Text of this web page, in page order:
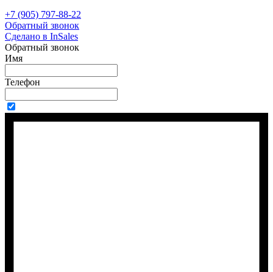
+7 (905) 797-88-22
Обратный звонок
Сделано в InSales
Обратный звонок
Имя
Телефон